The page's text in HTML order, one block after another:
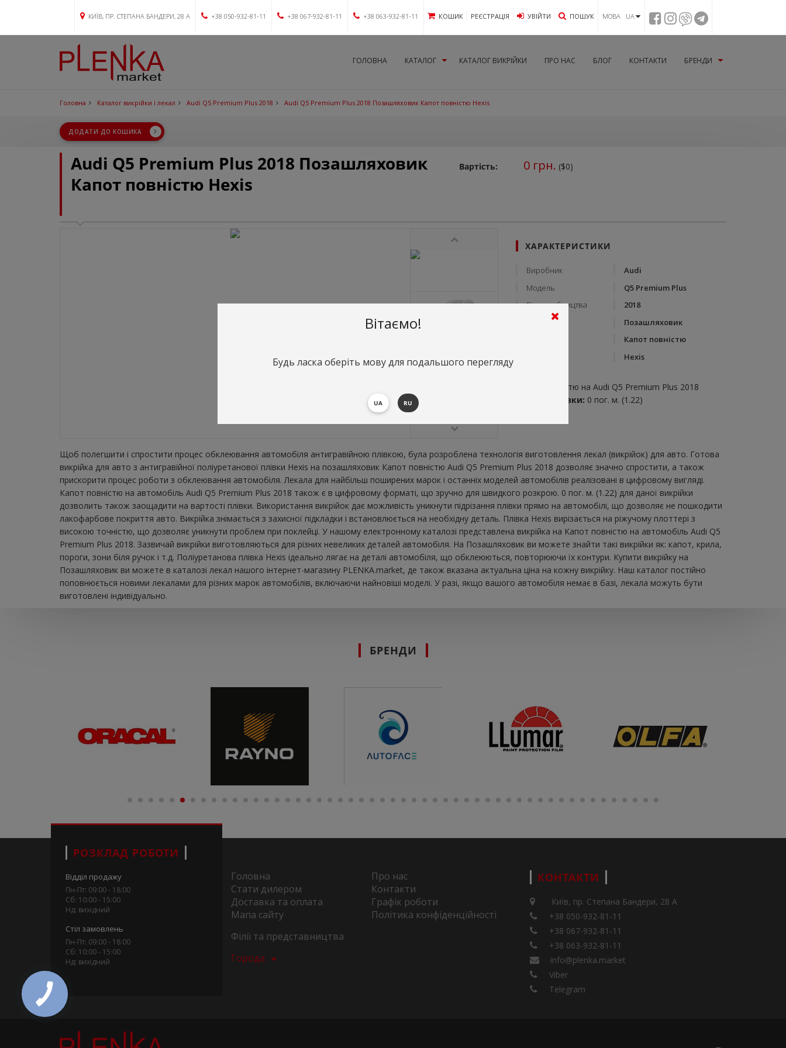
КИЇВ, ПР. СТЕПАНА БАНДЕРИ, 28 А +38 050-932-81-11 +38 067-932-81-11 +38 063-932-81-11 КОШИК РЕЄСТРАЦІЯ УВIЙТИ ПОШУК МОВА UA
ГОЛОВНА КАТАЛОГ КАТАЛОГ ВИКРІЙКИ ПРО НАС БЛОГ КОНТАКТИ БРЕНДИ
Головна Каталог викрійки і лекал Audi Q5 Premium Plus 2018 Audi Q5 Premium Plus 2018 Позашляховик Капот повністю Hexis
ДОДАТИ ДО КОШИКА
Audi Q5 Premium Plus 2018 Позашляховик
Капот повністю Hexis
Вартість: 0грн. ($0)
ХАРАКТЕРИСТИКИ
Виробник
Audi
Модель
Q5 Premium Plus
Рік виробництва
2018
Тип кузову
Позашляховик
Капот повністю
Hexis
Капот повністю на Audi Q5 Premium Plus 2018
Витрата плівки: 0 пог. м. (1.22)
Щоб полегшити і спростити процес обклеювання автомобіля антигравійною плівкою, була розроблена технологія виготовлення лекал (викрійок) для авто. Готова
викрійка для авто з антигравійної поліуретанової плівки Hexis на позашляховик Капот повністю Audi Q5 Premium Plus 2018 дозволяє значно спростити, а також
прискорити процес роботи з обклеювання автомобіля. Лекала для найбільш поширених марок і останніх моделей автомобілів реалізовані в цифровому вигляді.
Капот повністю на автомобіль Audi Q5 Premium Plus 2018 також є в цифровому форматі, що зручно для швидкого розкрою. 0 пог. м. (1.22) для даної викрійки
дозволить також заощадити на вартості плівки. Використання викрійок дає можливість уникнути підрізання плівки прямо на автомобілі, що дозволяє не пошкодити
лакофарбове покриття авто. Викрійка знімається з захисної підкладки і встановлюється на необхідну деталь. Плівка Hexis вирізається на ріжучому плоттері з
високою точністю, що дозволяє уникнути проблем при поклейці. У нашому електронному каталозі представлена ​​викрійка на Капот повністю на автомобіль Audi Q5
Premium Plus 2018. Зазвичай викрійки виготовляються для різних невеликих деталей автомобіля. На Позашляховик ви можете знайти такі викрійки як: капот, крила,
пороги, зони біля ручок і т.д. Поліуретанова плівка Hexis ідеально лягає на деталі автомобіля, що обклеюються, повторюючи їх контури. Купити викрійку на
Позашляховик ви можете в каталозі лекал нашого інтернет-магазину PLENKA.market, де також вказана актуальна ціна на кожну викрійку. Наш каталог постійно
поповнюється новими лекалами для різних марок автомобілів, включаючи найновіші моделі. У разі, якщо вашого автомобіля немає в базі, лекала можуть бути
виготовлені індивідуально.
БРЕНДИ
РОЗКЛАД РОБОТИ
Відділ продажу
Пн-Пт: 09:00 - 18:00
Сб: 10:00 - 15:00
Нд: вихідний
Стіл замовлень
Пн-Пт: 09:00 - 18:00
Сб: 10:00 - 15:00
Нд: вихідний
Головна
Про нас
Стати дилером
Контакти
Доставка та оплата
Графік роботи
Мапа сайту
Політика конфіденційності
Філії та представництва
Города
КОНТАКТИ
Київ, пр. Степана Бандери, 28 А
+38 050-932-81-11
+38 067-932-81-11
+38 063-932-81-11
info@plenka.market
Viber
Telegram
Вітаємо!
Будь ласка оберіть мову для подальшого перегляду
UA RU